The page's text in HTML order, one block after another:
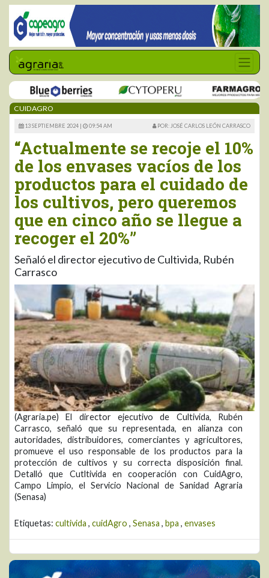
CUIDAGRO
13 SEPTIEMBRE 2024 | 09:54 AM POR: JOSÉ CARLOS LEÓN CARRASCO
“Actualmente se recoje el 10%
de los envases vacíos de los
productos para el cuidado de
los cultivos, pero queremos
que en cinco año se llegue a
recoger el 20%”
Señaló el director ejecutivo de Cultivida, Rubén
Carrasco
(Agraria.pe) El director ejecutivo de Cultivida, Rubén
Carrasco, señaló que su representada, en alianza con
autoridades, distribuidores, comerciantes y agricultores,
promueve el uso responsable de los productos para la
protección de cultivos y su correcta disposición final.
Detalló que Cutltivida en cooperación con CuidAgro,
Campo Limpio, el Servicio Nacional de Sanidad Agraria
(Senasa)
Etiquetas: cultivida , cuidAgro , Senasa , bpa , envases